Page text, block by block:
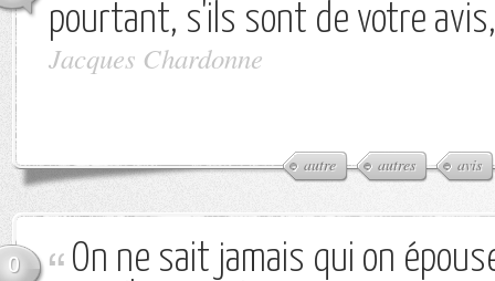
pourtant, s'ils sont de votre
Jacques Chardonne
autre autres avis
0
On ne sait jamais qui on